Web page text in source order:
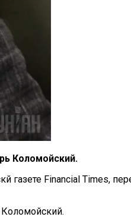
Коломойский.
Financial Times,